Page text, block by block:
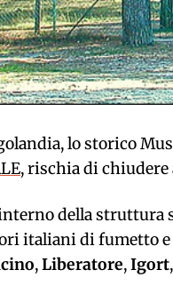
lo storico
, rischia di chiudere
della struttura
italiani di fumetto e
,Liberatore,Igort,